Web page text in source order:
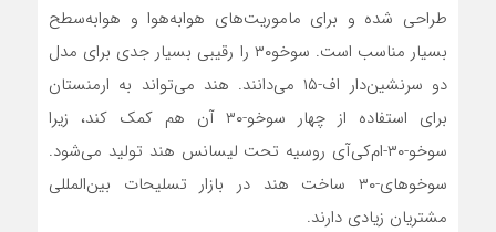
طراحی شده و برای ماموریت‌های هوا‌به‌هوا و هوابه‌سطح
بسیار مناسب است. سوخو۳۰ را رقیبی بسیار جدی برای مدل
دو سرنشین‌دار اف-۱۵ می‌دانند. هند می‌تواند به ارمنستان
برای استفاده از چهار سوخو-۳۰ آن هم کمک کند، زیرا
سوخو-۳۰-ام‌کی‌آی روسیه تحت لیسانس هند تولید می‌شود.
سوخوهای-۳۰ ساخت هند در بازار تسلیحات بین‌المللی
مشتریان زیادی دارند.